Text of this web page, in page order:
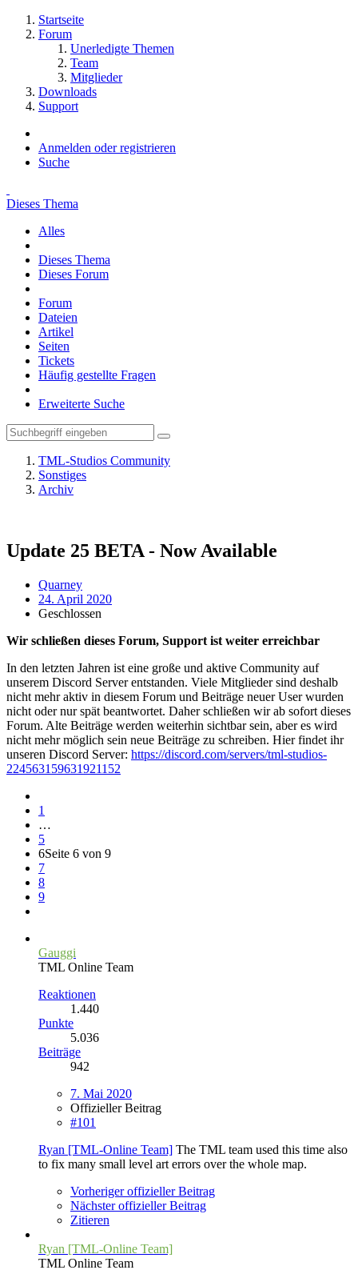
Startseite
Forum
Unerledigte Themen
Team
Mitglieder
Downloads
Support
Anmelden oder registrieren
Suche
Dieses Thema
Alles
Dieses Thema
Dieses Forum
Forum
Dateien
Artikel
Seiten
Tickets
Häufig gestellte Fragen
Erweiterte Suche
TML-Studios Community
Sonstiges
Archiv
Update 25 BETA - Now Available
Quarney
24. April 2020
Geschlossen
Wir schließen dieses Forum, Support ist weiter erreichbar
In den letzten Jahren ist eine große und aktive Community auf
unserem Discord Server entstanden. Viele Mitglieder sind deshalb
nicht mehr aktiv in diesem Forum und Beiträge neuer User wurden
nicht oder nur spät beantwortet. Daher schließen wir ab sofort dieses
Forum. Alte Beiträge werden weiterhin sichtbar sein, aber es wird
nicht mehr möglich sein neue Beiträge zu schreiben. Hier findet ihr
unseren Discord Server: https://discord.com/servers/tml-studios-
224563159631921152
1
…
5
6Seite 6 von 9
7
8
9
Gauggi
TML Online Team
Reaktionen
1.440
Punkte
5.036
Beiträge
942
7. Mai 2020
Offizieller Beitrag
#101
Ryan [TML-Online Team] The TML team used this time also
to fix many small level art errors over the whole map.
Vorheriger offizieller Beitrag
Nächster offizieller Beitrag
Zitieren
Ryan [TML-Online Team]
TML Online Team